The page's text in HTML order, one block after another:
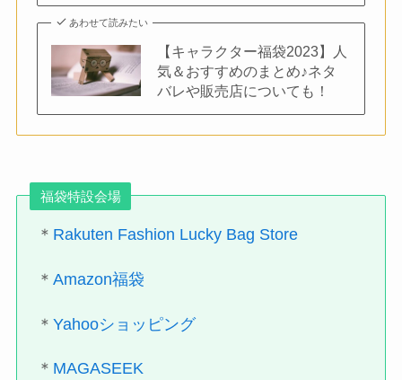
あわせて読みたい
【キャラクター福袋2023】人
気＆おすすめのまとめ♪ネタ
バレや販売店についても！
福袋特設会場
＊ Rakuten Fashion Lucky Bag Store
＊Amazon福袋
＊Yahooショッピング
＊ MAGASEEK